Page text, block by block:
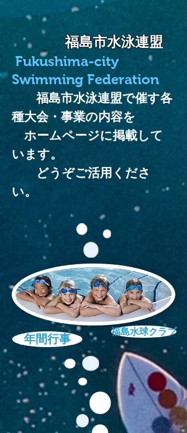
福島市水泳連盟
Fukushima-city
Swimming Federation
福島市水泳連盟で催す各
種大会・事業の内容を
ホームページに掲載して
います。
​ どうぞご活用くださ
い。
年間行事
福島水球クラブ